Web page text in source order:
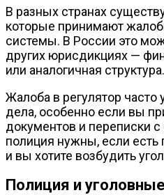
В разных странах
которые принимают
системы. В России это
других юрисдикциях —
или аналогичная структура.
Жалоба в регулятор часто
дела, особенно если вы
документов и переписки
полиция нужны, если есть
и вы хотите возбудить
Полиция и